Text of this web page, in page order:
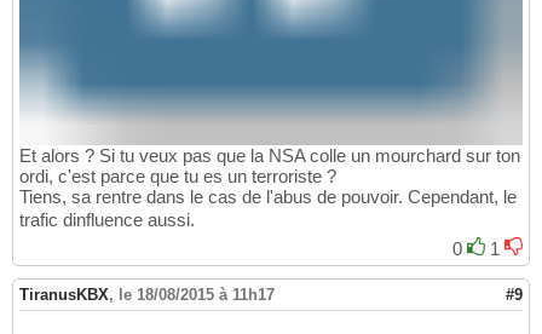
Et alors ? Si tu veux pas que la NSA colle un mourchard sur ton
ordi, c'est parce que tu es un terroriste ?
Tiens, sa rentre dans le cas de l'abus de pouvoir. Cependant, le
trafic dinfluence aussi.
0
1
TiranusKBX, le 18/08/2015 à 11h17 #9